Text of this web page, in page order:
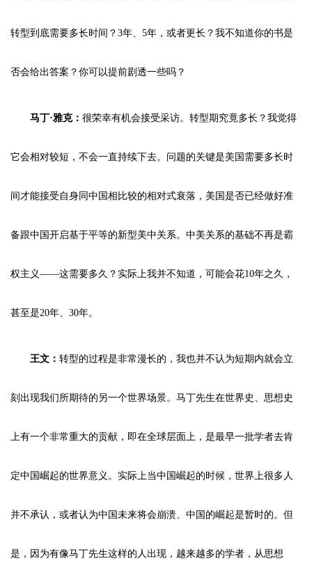
转型到底需要多长时间？3年、5年，或者更长？我不知道你的书是
否会给出答案？你可以提前剧透一些吗？
马丁·雅克： 很荣幸有机会接受采访。转型期究竟多长？我觉得
它会相对较短，不会一直持续下去。问题的关键是美国需要多长时
间才能接受自身同中国相比较的相对式衰落，美国是否已经做好准
备跟中国开启基于平等的新型美中关系。中美关系的基础不再是霸
权主义——这需要多久？实际上我并不知道，可能会花10年之久，
甚至是20年、30年。
王文： 转型的过程是非常漫长的，我也并不认为短期内就会立
刻出现我们所期待的另一个世界场景。马丁先生在世界史、思想史
上有一个非常重大的贡献，即在全球层面上，是最早一批学者去肯
定中国崛起的世界意义。实际上当中国崛起的时候，世界上很多人
并不承认，或者认为中国未来将会崩溃、中国的崛起是暂时的。但
是，因为有像马丁先生这样的人出现，越来越多的学者，从思想